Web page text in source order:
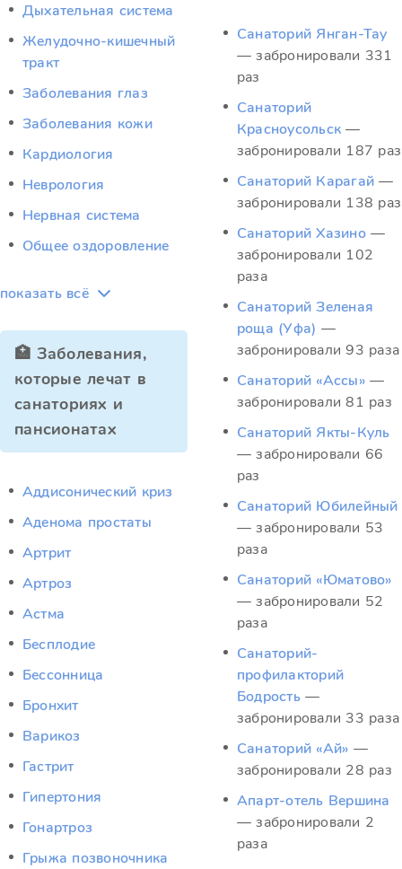
Дыхательная система
Желудочно-кишечный
тракт
Заболевания глаз
Заболевания кожи
Кардиология
Неврология
Нервная система
Общее оздоровление
показать всё
🏥 Заболевания,
которые лечат в
санаториях и
пансионатах
Аддисонический криз
Аденома простаты
Артрит
Артроз
Астма
Бесплодие
Бессонница
Бронхит
Варикоз
Гастрит
Гипертония
Гонартроз
Грыжа позвоночника
Санаторий Янган-Тау
— забронировали 331
раз
Санаторий
Красноусольск —
забронировали 187 раз
Санаторий Карагай —
забронировали 138 раз
Санаторий Хазино —
забронировали 102
раза
Санаторий Зеленая
роща (Уфа) —
забронировали 93 раза
Санаторий «Ассы» —
забронировали 81 раз
Санаторий Якты-Куль
— забронировали 66
раз
Санаторий Юбилейный
— забронировали 53
раза
Санаторий «Юматово»
— забронировали 52
раза
Санаторий-
профилакторий
Бодрость —
забронировали 33 раза
Санаторий «Ай» —
забронировали 28 раз
Апарт-отель Вершина
— забронировали 2
раза